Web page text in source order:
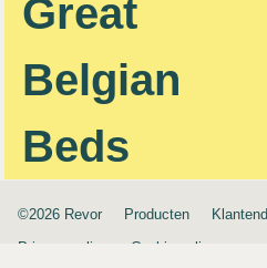
Great
Belgian
Beds
©2026 Revor Producten
Privacy policy
Cookie policy